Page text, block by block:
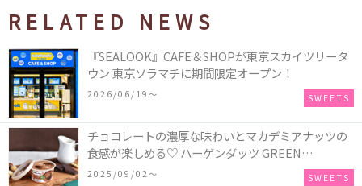
RELATED NEWS
『SEALOOK』CAFE＆SHOPが東京スカイツリータ
ウン 東京ソラマチに期間限定オープン！
2026/06/19〜 SWEETS
チョコレートの濃厚な味わいとマカデミアナッツの
食感が楽しめる♡ ハーゲンダッツ GREEN
CRAFT(グリーンクラフト) ミニカップ『チョコレー
2025/09/02〜 SWEETS